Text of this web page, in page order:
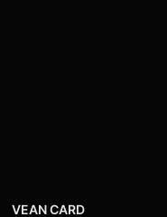
VEAN CARD